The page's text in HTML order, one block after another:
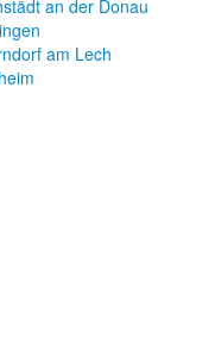
an der Donau
am Lech